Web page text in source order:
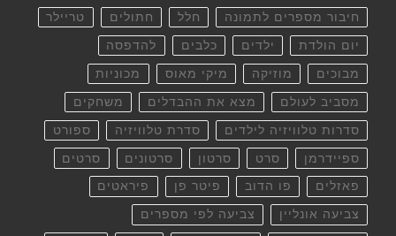
חיבור מספרים לתמונה חלל חתולים טריילר
יום הולדת ילדים כלבים להדפסה
מבוכים מוזיקה מיקי מאוס מכוניות
מסביב לעולם מצא את ההבדלים משחקים
סדרות טלוויזיה לילדים סדרת טלוויזיה ספורט
ספיידרמן סרט סרטון סרטונים סרטים
פאזלים פו הדוב פיטר פן פיראטים
צביעה אונליין צביעה לפי מספרים